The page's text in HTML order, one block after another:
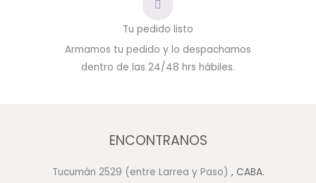
Tu pedido listo
Armamos tu pedido y lo despachamos
dentro de las 24/48 hrs hábiles.
ENCONTRANOS
Tucumán 2529 (entre Larrea y Paso) , CABA.